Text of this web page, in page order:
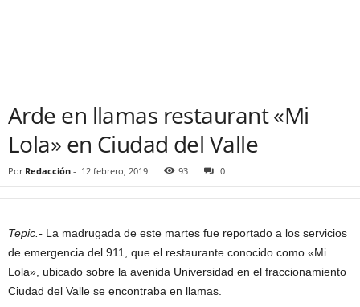
Arde en llamas restaurant «Mi
Lola» en Ciudad del Valle
Por Redacción - 12 febrero, 2019 93 0
Tepic.- La madrugada de este martes fue reportado a los servicios
de emergencia del 911, que el restaurante conocido como «Mi
Lola», ubicado sobre la avenida Universidad en el fraccionamiento
Ciudad del Valle se encontraba en llamas.